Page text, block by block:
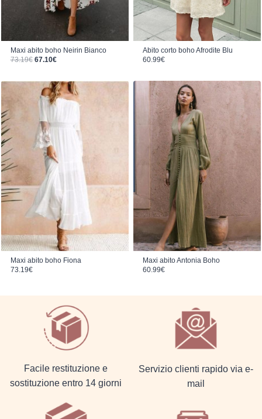
Maxi abito boho Neirin Bianco
73.19€ Il prezzo originale era: 73.19€.
67.10€Il prezzo attuale è: 67.10€.
Abito corto boho Afrodite Blu
60.99€
Maxi abito boho Fiona
73.19€
Maxi abito Antonia Boho
60.99€
Facile restituzione e
sostituzione entro 14 giorni
Servizio clienti rapido via e-
mail